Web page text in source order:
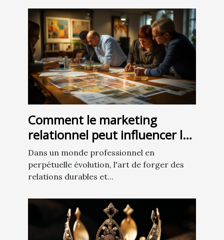
Comment le marketing
relationnel peut influencer la
satisfaction et la fidélisation
des employés
Dans un monde professionnel en
perpétuelle évolution, l'art de forger des
relations durables et...